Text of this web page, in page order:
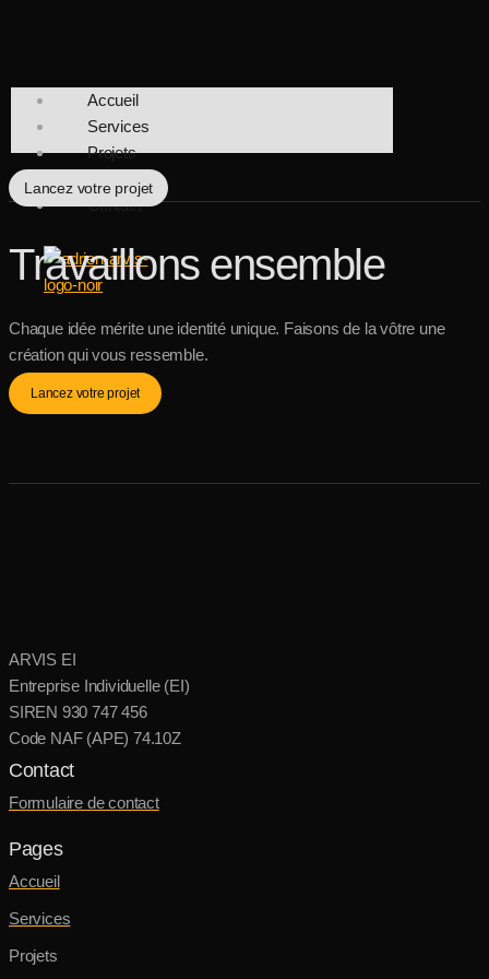
Accueil
Services
Projets
Contact
Lancez votre projet
Travaillons ensemble
Chaque idée mérite une identité unique. Faisons de la vôtre une
création qui vous ressemble.
Lancez votre projet
ARVIS EI
Entreprise Individuelle (EI)
SIREN 930 747 456
Code NAF (APE) 74.10Z
Contact
Formulaire de contact
Pages
Accueil
Services
Projets